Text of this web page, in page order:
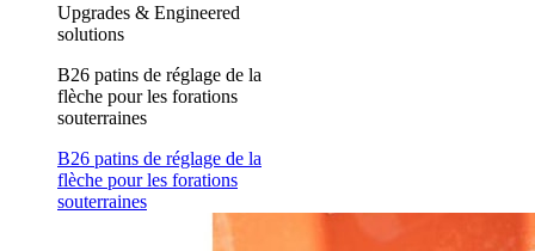
Upgrades & Engineered
solutions
B26 patins de réglage de la
flèche pour les forations
souterraines
B26 patins de réglage de la
flèche pour les forations
souterraines